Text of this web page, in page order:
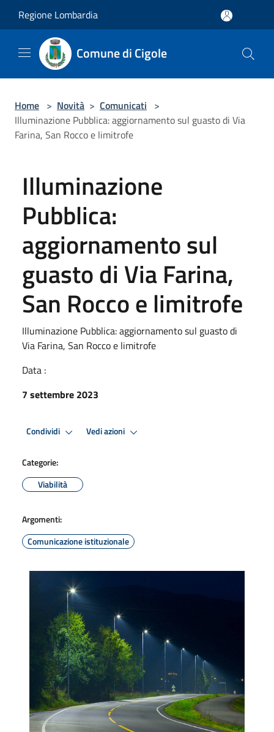
Regione Lombardia
Comune di Cigole
Home > Novità > Comunicati >
Illuminazione Pubblica: aggiornamento sul guasto di Via
Farina, San Rocco e limitrofe
Illuminazione
Pubblica:
aggiornamento sul
guasto di Via Farina,
San Rocco e limitrofe
Illuminazione Pubblica: aggiornamento sul guasto di
Via Farina, San Rocco e limitrofe
Data :
7 settembre 2023
Condividi Vedi azioni
Categorie:
Viabilità
Argomenti:
Comunicazione istituzionale